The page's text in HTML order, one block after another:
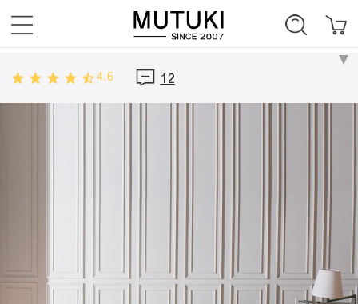
4.6 12